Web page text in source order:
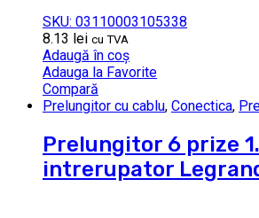
SKU: 03110003105338
8.13 lei cu TVA
Adaugă în coș
Adauga la Favorite
Compară
Prelungitor cu cablu, Conectica,
Prelungitor 6 prize
intrerupator